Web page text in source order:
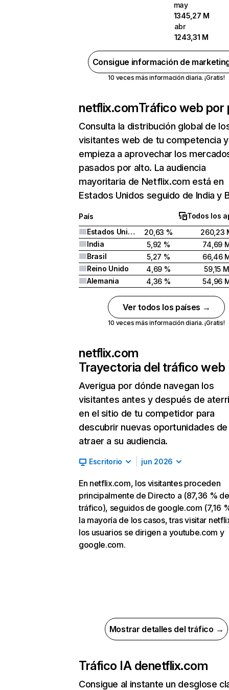
may
1345,27 M
abr
1243,31 M
Consigue información de
10 veces más información diaria. ¡Gratis!
netflix.comTráfico web por
Consulta la distribución global de
visitantes web de tu competencia y
empieza a aprovechar los
pasados por alto. La audiencia
mayoritaria de Netflix.com está en
Estados Unidos seguido de India y
País
Todos los
Estados Unidos
20,63 %
260,23
India
5,92 %
74,69
Brasil
5,27 %
66,46
Reino Unido
4,69 %
59,15 M
Alemania
4,36 % 54,96
Ver todos los países →
10 veces más información diaria. ¡Gratis!
netflix.com
Trayectoria del tráfico web
Averigua por dónde navegan los
visitantes antes y después de
en el sitio de tu competidor para
descubrir nuevas oportunidades de
atraer a su audiencia.
Escritorio jun 2026
En netflix.com, los visitantes proceden
principalmente de Directo a (87,36 % de
tráfico), seguidos de google.com (7,16
la mayoría de los casos, tras visitar
los usuarios se dirigen a youtube.com y
google.com.
Mostrar detalles del tráfico →
Tráfico IA denetflix.com
Consigue al instante un desglose